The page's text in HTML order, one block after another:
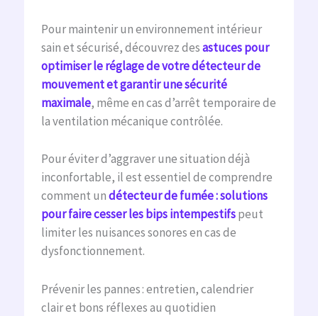
Pour maintenir un environnement intérieur
sain et sécurisé, découvrez desastuces pour
optimiser le réglage de votre détecteur de
mouvement et garantir une sécurité
maximale, même en cas d’arrêt temporaire de
la ventilation mécanique contrôlée.
Pour éviter d’aggraver une situation déjà
inconfortable, il est essentiel de comprendre
comment undétecteur de fumée : solutions
pour faire cesser les bips intempestifspeut
limiter les nuisances sonores en cas de
dysfonctionnement.
Prévenir les pannes : entretien, calendrier
clair et bons réflexes au quotidien